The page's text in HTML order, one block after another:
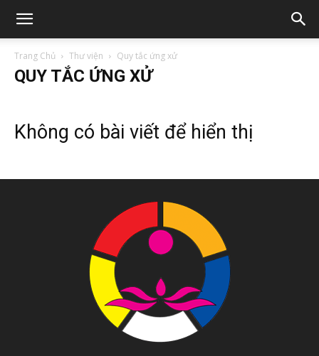
Trang Chủ Thư viện Quy tắc ứng xử
QUY TẮC ỨNG XỬ
Không có bài viết để hiển thị